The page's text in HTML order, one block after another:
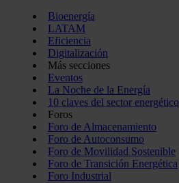
Bioenergía
LATAM
Eficiencia
Digitalización
Más secciones
Eventos
La Noche de la Energía
10 claves del sector energético
Foros
Foro de Almacenamiento
Foro de Autoconsumo
Foro de Movilidad Sostenible
Foro de Transición Energética
Foro Industrial